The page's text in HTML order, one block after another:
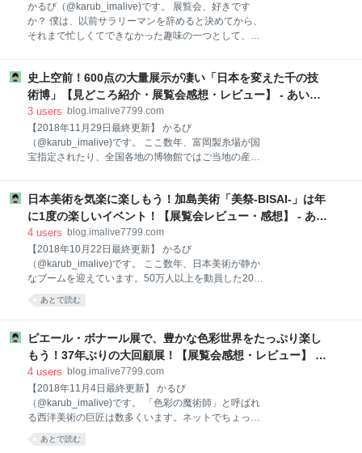
7位：プラド美術館展（国立西洋美術館） 6位：縄文展
（東京国立博物館） 5位：東山魁夷展（国立新美術
館、京都国立近代美術館） 4位：仁和寺展（東京国立
位：幕末狩野派展（静岡県立美術館） 1位：横山華山
展（東京ステーションギャ
かるび（@karub_imalive)です。 展覧会、好きです
か？ 僕は、以前サラリーマンを辞めると決めてから、
それまで忙しくてできなかった趣味の一つとして、美
いった西洋絵画の巨匠の展覧会を混雑に耐えながら回
っていました。が、次第にSNS経由でいろいろな展覧
会を知るようになり、日本画、陶磁器、茶道具、ファ
ッション系、刀剣・甲冑類、書跡、産業系、サブカ
ル、アニメ・・・等々、いろんな展覧会を回るように
なりました。 気がついたら、ここ最近では春と秋のハ
このようにたくさんの展覧会を回り、量をこなす一方
で、ふと昔の展覧会を振り返ってみると、「漠然とし
た印象以外に、何を見たのか全然思い出せない」こと
がよくあ
史上空前！600点の大量展示が凄い「日本を変えた千の技
術博」【見どころ紹介・展覧会感想・レビュー】 - あいむ
あらいぶ
3 users blog.imalive7799.com
【2018年11月29日最終更新】 かるび
（@karub_imalive)です。 ここ数年、富岡製糸場が国
宝指定されたり、全国各地の博物館ではご当地の産業
史的な技術遺産に対する興味関心が高まって来ていま
すよね。 そんな中、明治期以降における日本の科学技
術の発達史をわかりやすく総覧できる力の入った特別
展「日本を変えた千の技術博」が10月30日から国立科
学博物館でスタートしました。 明治維新の文明開化か
ら昭和の高度経済成長期頃まで、日本人のライフスタ
を、全国から集められた貴重な産業遺産や重要文化財
の約150年間で、我々の先人たちが苦労して積み上げ
てきた科学技術の歴史を振り返ることで、たくさんの
学びが得られ
日本美術を気楽に楽しもう！加島美術「美祭-BISAI-」は年
に1度の楽しいイベント！【展覧会レビュー・感想】 - あい
むあらいぶ
4 users blog.imalive7799.com
【2018年10月22日最終更新】 かるび
（@karub_imalive)です。 ここ数年、日本美術が静か
なブームを迎えています。50万人以上を動員した2017
年の「国宝展」「運慶展」など、首都圏・関西圏を中
心として、仏教美術や日本絵画の大型展覧会は大盛況
立つようになってきました。 そんな中、もっと気軽
に・身近に日本美術を楽しんで欲しいという思いか
ら、自らの画廊を中心として様々なイベントを開催
東京・京橋にある日本美術専門の画廊「加島美術」で
す。 今回、お邪魔したのは、同画廊が所蔵する美術品
を一挙に展示・販売する、春と秋の年2回開催される
イベント「美祭-BISAI-24」です。通常の展覧会のよう
あとで読む
ピエール・ボナール展で、豊かな色彩世界をたっぷり楽し
もう！37年ぶりの大回顧展！【展覧会感想・レビュー】 -
あいむあらいぶ
4 users blog.imalive7799.com
【2018年11月4日最終更新】 かるび
（@karub_imalive)です。 「色彩の魔術師」と呼ばれ
る西洋美術の巨匠は数多くいます。ネットでちょっと
検索すると、モネやマネといった印象派から、マティ
スやデュフィ、シャガールといったフォーヴィスムや
あとで読む